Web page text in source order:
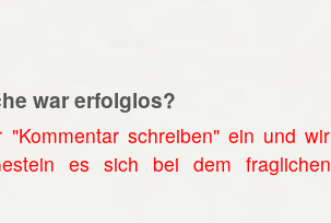
war erfolglos?
schreiben" ein und wir
es sich bei dem fraglichen